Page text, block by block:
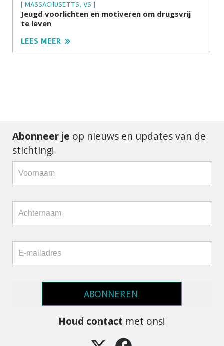
| MASSACHUSETTS, VS |
Jeugd voorlichten en motiveren om drugsvrij
te leven
LEES MEER
Abonneer je op nieuws en updates van de
stichting!
ABONNEREN
Houd contact met ons!